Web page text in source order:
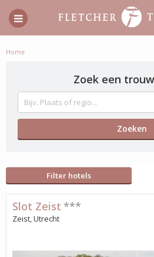
Home
Zoek een
Filter hotels
Slot Zeist ***
Zeist, Utrecht